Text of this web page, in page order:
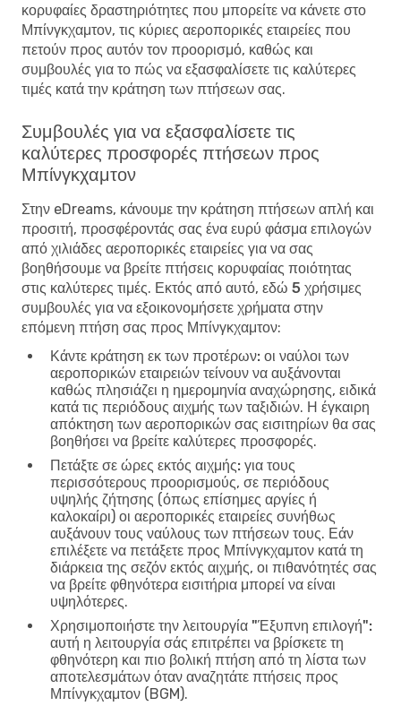
κορυφαίες δραστηριότητες που μπορείτε να κάνετε στο
Μπίνγκχαμτον, τις κύριες αεροπορικές εταιρείες που
πετούν προς αυτόν τον προορισμό, καθώς και
συμβουλές για το πώς να εξασφαλίσετε τις καλύτερες
τιμές κατά την κράτηση των πτήσεων σας.
Συμβουλές για να εξασφαλίσετε τις
καλύτερες προσφορές πτήσεων προς
Μπίνγκχαμτον
Στην eDreams, κάνουμε την κράτηση πτήσεων απλή και
προσιτή, προσφέροντάς σας ένα ευρύ φάσμα επιλογών
από χιλιάδες αεροπορικές εταιρείες για να σας
βοηθήσουμε να βρείτε πτήσεις κορυφαίας ποιότητας
στις καλύτερες τιμές. Εκτός από αυτό, εδώ 5 χρήσιμες
συμβουλές για να εξοικονομήσετε χρήματα στην
επόμενη πτήση σας προς Μπίνγκχαμτον:
Κάντε κράτηση εκ των προτέρων: οι ναύλοι των
αεροπορικών εταιρειών τείνουν να αυξάνονται
καθώς πλησιάζει η ημερομηνία αναχώρησης, ειδικά
κατά τις περιόδους αιχμής των ταξιδιών. Η έγκαιρη
απόκτηση των αεροπορικών σας εισιτηρίων θα σας
βοηθήσει να βρείτε καλύτερες προσφορές.
Πετάξτε σε ώρες εκτός αιχμής: για τους
περισσότερους προορισμούς, σε περιόδους
υψηλής ζήτησης (όπως επίσημες αργίες ή
καλοκαίρι) οι αεροπορικές εταιρείες συνήθως
αυξάνουν τους ναύλους των πτήσεων τους. Εάν
επιλέξετε να πετάξετε προς Μπίνγκχαμτον κατά τη
διάρκεια της σεζόν εκτός αιχμής, οι πιθανότητές σας
να βρείτε φθηνότερα εισιτήρια μπορεί να είναι
υψηλότερες.
Χρησιμοποιήστε την λειτουργία "Έξυπνη επιλογή":
αυτή η λειτουργία σάς επιτρέπει να βρίσκετε τη
φθηνότερη και πιο βολική πτήση από τη λίστα των
αποτελεσμάτων όταν αναζητάτε πτήσεις προς
Μπίνγκχαμτον (BGM).